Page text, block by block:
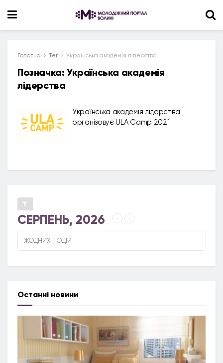
Головна Тег Українська академія лідерства
Позначка: Українська академія
лідерства
Українська академія лідерства
організовує ULA Camp 2021
СЕРПЕНЬ, 2026
ЖОДНИХ ПОДІЙ
Останні новини